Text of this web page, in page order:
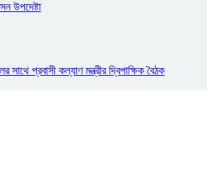
উপদেষ্টা
প্রবাসী কল্যাণ মন্ত্রীর দ্বিপাক্ষিক বৈঠক